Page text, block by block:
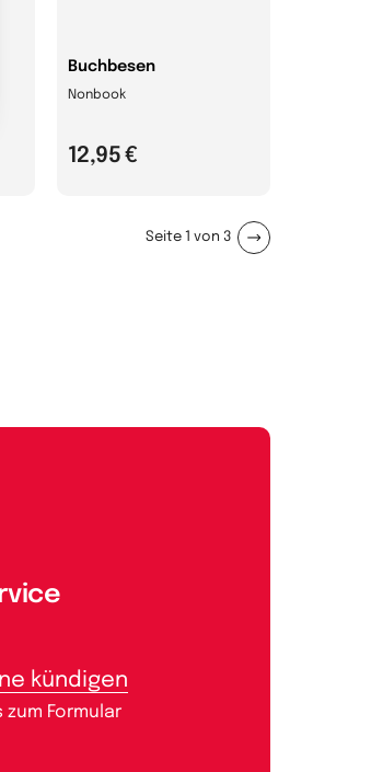
Buchbesen
Nonbook
12,95 €
Seite 1 von 3
kündigen
zum Formular